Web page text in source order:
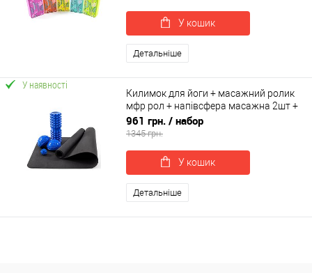
У кошик
Детальніше
У наявності
Килимок для йоги + масажний ролик
мфр рол + напівсфера масажна 2шт +
масажний м'ячик OSPORT Set 59 (n-
0089)
961 грн. / набор
1345 грн.
У кошик
Детальніше